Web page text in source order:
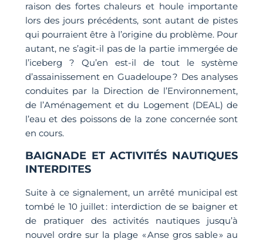
raison des fortes chaleurs et houle importante
lors des jours précédents, sont autant de pistes
qui pourraient être à l’origine du problème. Pour
autant, ne s’agit-il pas de la partie immergée de
l’iceberg ? Qu’en est-il de tout le système
d’assainissement en Guadeloupe ? Des analyses
conduites par la Direction de l’Environnement,
de l’Aménagement et du Logement (DEAL) de
l’eau et des poissons de la zone concernée sont
en cours.
BAIGNADE ET ACTIVITÉS NAUTIQUES
INTERDITES
Suite à ce signalement, un arrêté municipal est
tombé le 10 juillet : interdiction de se baigner et
de pratiquer des activités nautiques jusqu’à
nouvel ordre sur la plage « Anse gros sable » au